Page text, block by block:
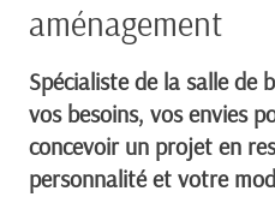
aménagement
Spécialiste de la salle de
vos besoins, vos envies
concevoir un projet en
personnalité et votre